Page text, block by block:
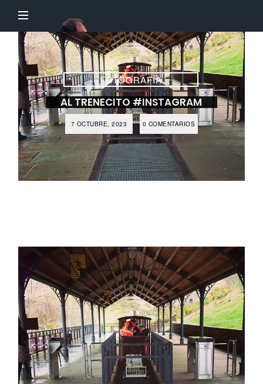
Profesor
Chillón
FOTOGRAFÍA
AL TRENECITO #INSTAGRAM
7 OCTUBRE, 2023 0 COMENTARIOS